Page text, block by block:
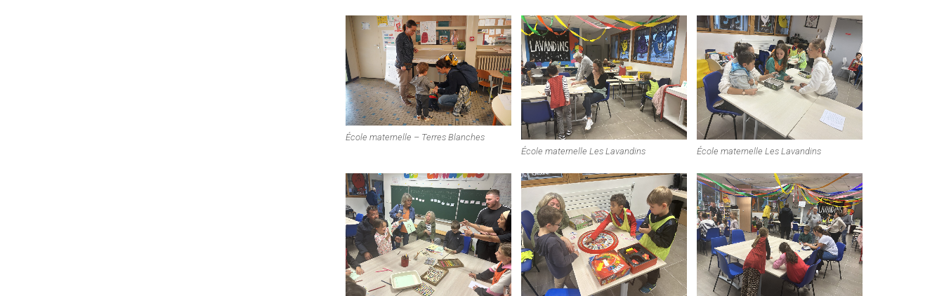
École maternelle – Terres Blanches
École maternelle Les Lavandins
École maternelle Les Lavandins